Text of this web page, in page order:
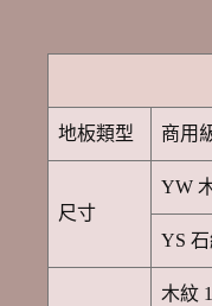
地板類型 商用
尺寸
YW
YS 石
木紋